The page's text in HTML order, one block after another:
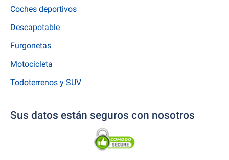
Coches deportivos
Descapotable
Furgonetas
Motocicleta
Todoterrenos y SUV
Sus datos están seguros con nosotros